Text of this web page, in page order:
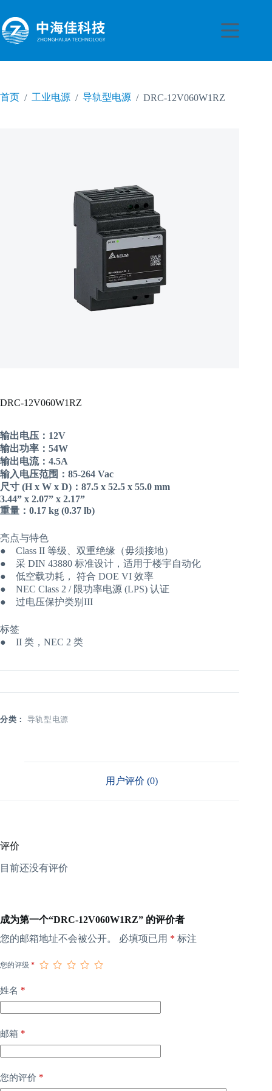
至
内
容
首页 / 工业电源 / 导轨型电源 / DRC-12V060W1RZ
DRC-12V060W1RZ
输出电压：12V
输出功率：54W
输出电流：4.5A
输入电压范围：85-264 Vac
尺寸 (H x W x D)：87.5 x 52.5 x 55.0 mm
3.44” x 2.07” x 2.17”
重量：0.17 kg (0.37 lb)
亮点与特色
● Class II 等级、双重绝缘（毋须接地）
● 采 DIN 43880 标准设计，适用于楼宇自动化
● 低空载功耗， 符合 DOE VI 效率
● NEC Class 2 / 限功率电源 (LPS) 认证
● 过电压保护类别III
标签
● II 类，NEC 2 类
分类： 导轨型电源
用户评价 (0)
评价
目前还没有评价
成为第一个“DRC-12V060W1RZ” 的评价者
您的邮箱地址不会被公开。
必填项已用 * 标注
您的评级 *
姓名 *
邮箱 *
您的评价 *